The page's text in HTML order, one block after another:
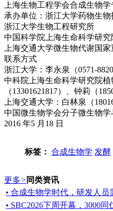
上海生物工程学会合成生物
承办单位：浙江大学药物生
浙江大学生物工程研究所
中国科学院上海生命科学研
上海交通大学微生物代谢国
联系方式
浙江大学：李永泉（0571-
中科院上海生命科学研究院植
（13301621817）、钟莉（
上海交通大学：白林泉（
中国微生物学会分子微生物
2016 年5 月18 日
标签： 合成生物学 发酵
更多> 同类资讯
• 合成生物学时代，研发人员
• SBC2026下周开幕，3000